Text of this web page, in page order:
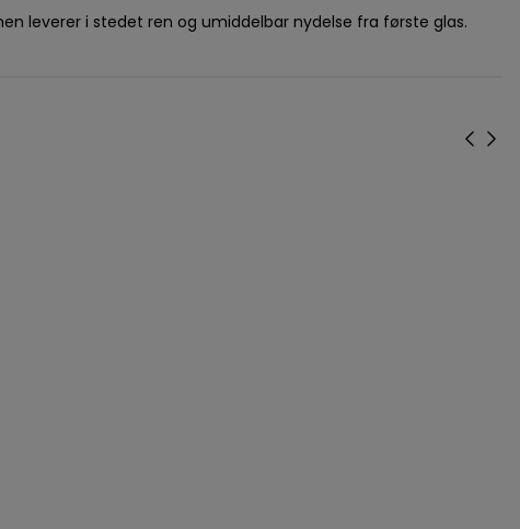
leverer i stedet ren og umiddelbar nydelse fra første glas.